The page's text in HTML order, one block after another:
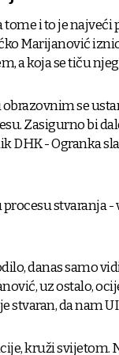
i to je
Marijanović
a koja se tiču
se
Zasigurno bi
DHK - Ogranka
procesu stvaranja
danas samo
uz ostalo,
stvaran, da nam
kruži